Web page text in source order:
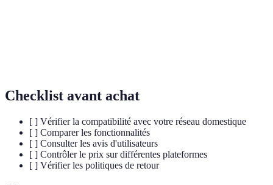
Checklist avant achat
[ ] Vérifier la compatibilité avec votre réseau domestique
[ ] Comparer les fonctionnalités
[ ] Consulter les avis d'utilisateurs
[ ] Contrôler le prix sur différentes plateformes
[ ] Vérifier les politiques de retour